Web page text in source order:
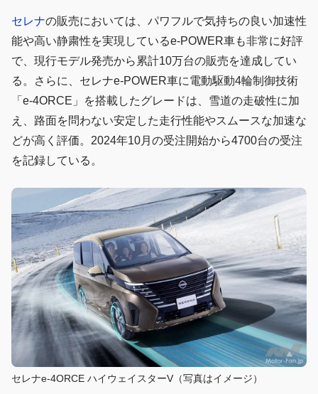
セレナの販売においては、パワフルで気持ちの良い加速性
能や高い静粛性を実現しているe-POWER車も非常に好評
で、現行モデル発売から累計10万台の販売を達成してい
る。さらに、セレナe-POWER車に電動駆動4輪制御技術
「e-4ORCE」を搭載したグレードは、雪道の走破性に加
え、路面を問わない安定した走行性能やスムースな加速な
どが高く評価。2024年10月の受注開始から4700台の受注
を記録している。
セレナe-4ORCE ハイウェイスターV（写真はイメージ）